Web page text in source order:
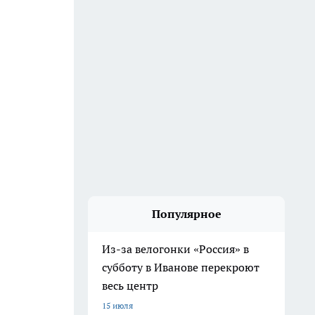
Популярное
Из-за велогонки «Россия» в
субботу в Иванове перекроют
весь центр
15 июля